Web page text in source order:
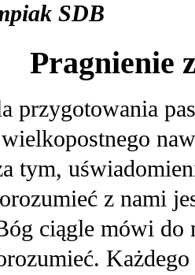
SDB
Pragnienie
przygotowania
tym,
z nami
ciągle mówi do